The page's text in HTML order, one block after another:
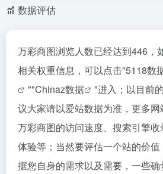
数据评估
万彩商图浏览人数已经达到446，
相关权重信息，可以点击"5118数
""Chinaz数据
"进入；以目前
议大家请以爱站数据为准，更多网
万彩商图的访问速度、搜索引擎
体验等；当然要评估一个站的价
据您自身的需求以及需要，一些